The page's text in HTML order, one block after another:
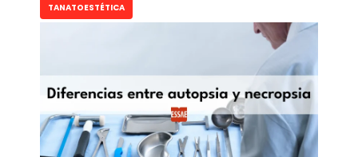
TANATOESTÉTICA